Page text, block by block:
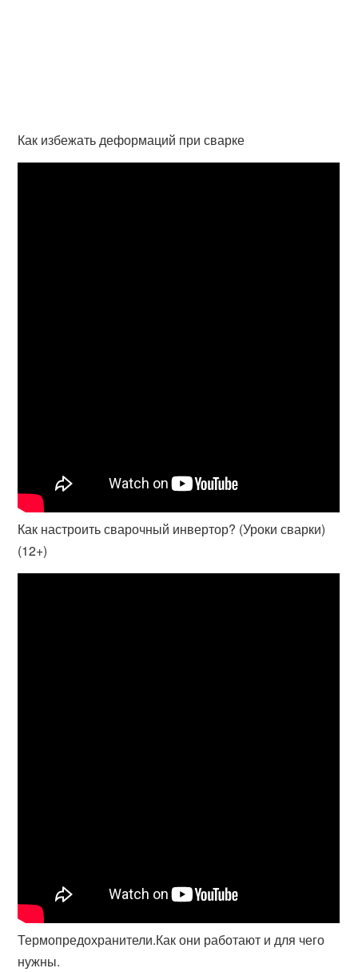
Как избежать деформаций при сварке
Как настроить сварочный инвертор? (Уроки сварки)
(12+)
Термопредохранители.Как они работают и для чего
нужны.